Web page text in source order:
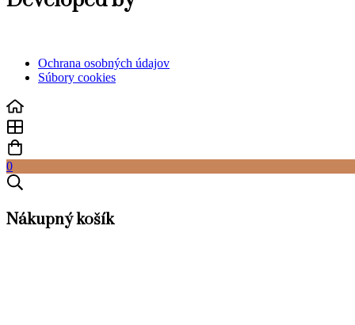
Ochrana osobných údajov
Súbory cookies
0
Nákupný košík